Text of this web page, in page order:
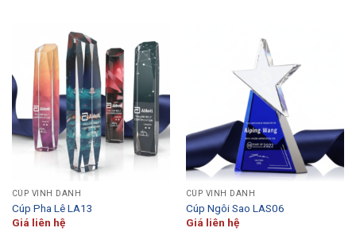
CÚP VINH DANH
Cúp Pha Lê LA13
Giá liên hệ
CÚP VINH DANH
Cúp Ngôi Sao LAS06
Giá liên hệ